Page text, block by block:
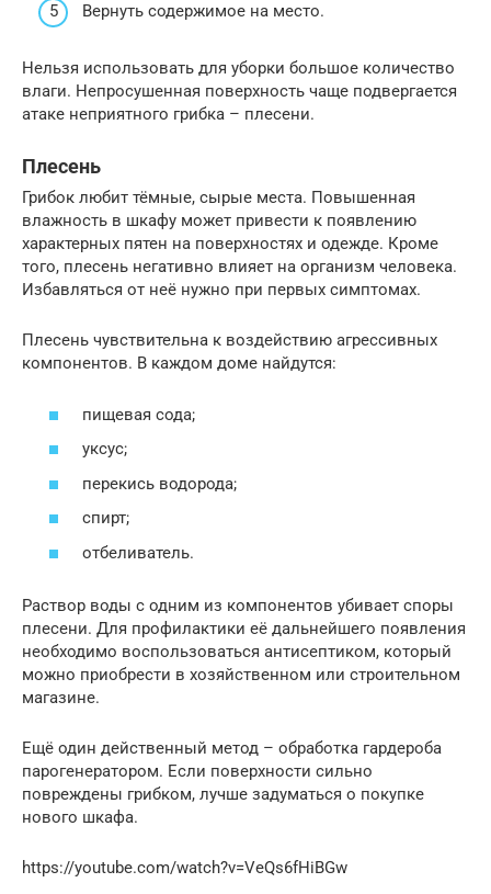
Вернуть содержимое на место.
Нельзя использовать для уборки большое количество
влаги. Непросушенная поверхность чаще подвергается
атаке неприятного грибка – плесени.
Плесень
Грибок любит тёмные, сырые места. Повышенная
влажность в шкафу может привести к появлению
характерных пятен на поверхностях и одежде. Кроме
того, плесень негативно влияет на организм человека.
Избавляться от неё нужно при первых симптомах.
Плесень чувствительна к воздействию агрессивных
компонентов. В каждом доме найдутся:
пищевая сода;
уксус;
перекись водорода;
спирт;
отбеливатель.
Раствор воды с одним из компонентов убивает споры
плесени. Для профилактики её дальнейшего появления
необходимо воспользоваться антисептиком, который
можно приобрести в хозяйственном или строительном
магазине.
Ещё один действенный метод – обработка гардероба
парогенератором. Если поверхности сильно
повреждены грибком, лучше задуматься о покупке
нового шкафа.
https://youtube.com/watch?v=VeQs6fHiBGw